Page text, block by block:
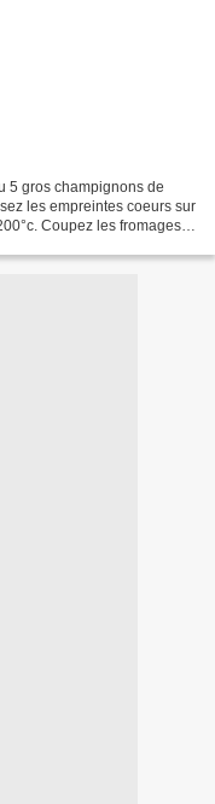
5 gros champignons de
les empreintes coeurs sur
Coupez les fromages